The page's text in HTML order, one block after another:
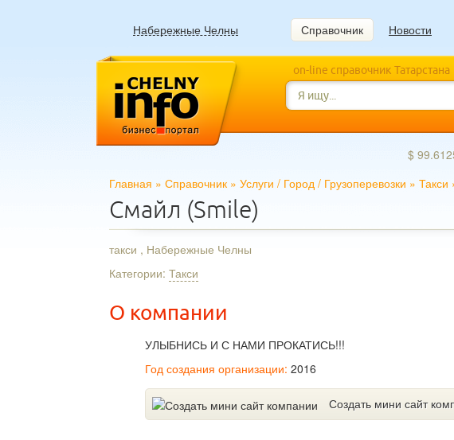
Набережные Челны Справочник Новости
on-line справочник Татарстана
$
Главная » Справочник » Услуги / Город / Грузоперевозки » Такси
Смайл (Smile)
такси , Набережные Челны
Категории: Такси
О компании
УЛЫБНИСЬ И С НАМИ ПРОКАТИСЬ!!!
Год создания организации: 2016
Создать мини сайт